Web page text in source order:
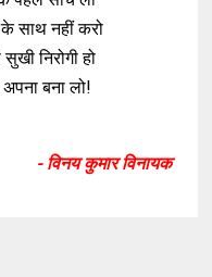
साथ नहीं करो
निरोगी हो
बना लो!
- विनय कुमार विनायक